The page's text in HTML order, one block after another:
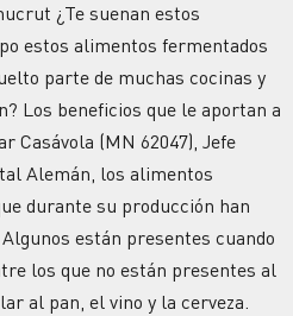
¿Te suenan estos
estos alimentos fermentados
parte de muchas cocinas y
Los beneficios que le aportan a
Casávola (MN 62047), Jefe
Alemán, los alimentos
durante su producción han
están presentes cuando
los que no están presentes al
al pan, el vino y la cerveza.